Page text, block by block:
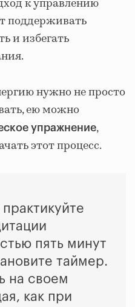
к управлению
поддерживать
и избегать
нужно не просто
ею можно
упражнение,
этот процесс.
пять минут
таймер.
на своем
как при